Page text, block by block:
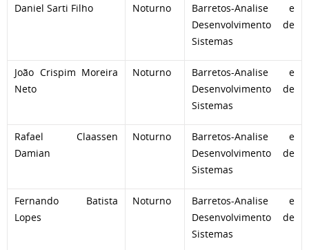
Daniel Sarti Filho Noturno
Barretos-Analise e
Desenvolvimento de
Sistemas
João Crispim Moreira
Neto
Noturno
Barretos-Analise e
Desenvolvimento de
Sistemas
Rafael Claassen
Damian
Noturno
Barretos-Analise e
Desenvolvimento de
Sistemas
Fernando Batista
Lopes
Noturno
Barretos-Analise e
Desenvolvimento de
Sistemas